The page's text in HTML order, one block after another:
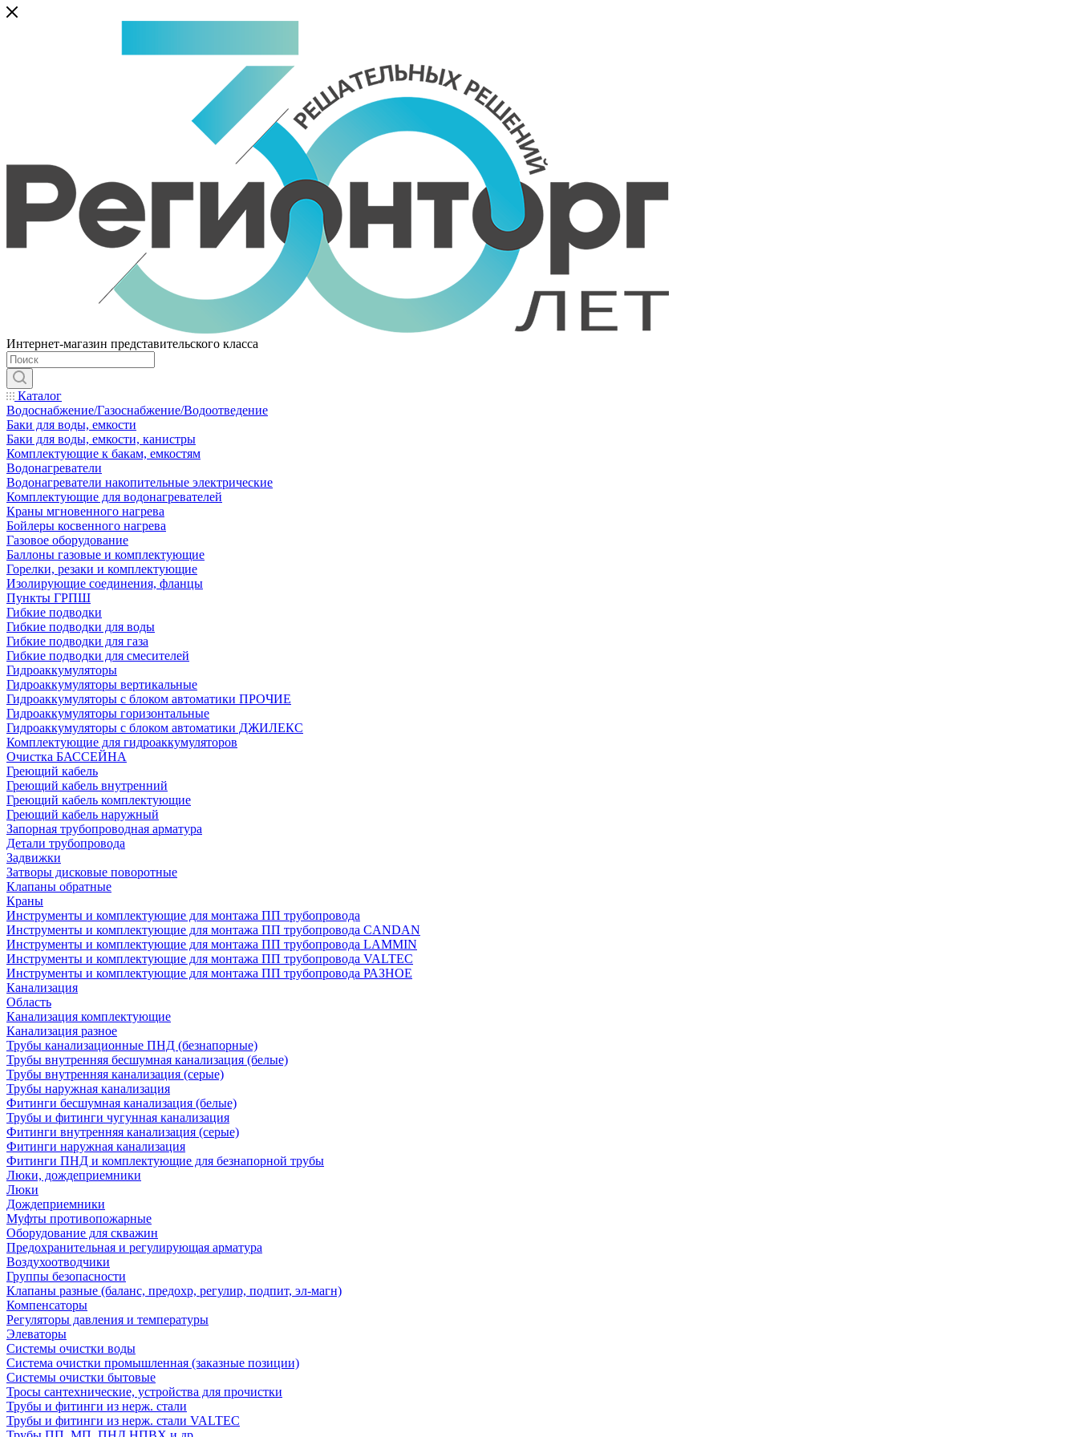
Интернет-магазин представительского класса
Каталог
Водоснабжение/Газоснабжение/Водоотведение
Баки для воды, емкости
Баки для воды, емкости, канистры
Комплектующие к бакам, емкостям
Водонагреватели
Водонагреватели накопительные электрические
Комплектующие для водонагревателей
Краны мгновенного нагрева
Бойлеры косвенного нагрева
Газовое оборудование
Баллоны газовые и комплектующие
Горелки, резаки и комплектующие
Изолирующие соединения, фланцы
Пункты ГРПШ
Гибкие подводки
Гибкие подводки для воды
Гибкие подводки для газа
Гибкие подводки для смесителей
Гидроаккумуляторы
Гидроаккумуляторы вертикальные
Гидроаккумуляторы с блоком автоматики ПРОЧИЕ
Гидроаккумуляторы горизонтальные
Гидроаккумуляторы с блоком автоматики ДЖИЛЕКС
Комплектующие для гидроаккумуляторов
Очистка БАССЕЙНА
Греющий кабель
Греющий кабель внутренний
Греющий кабель комплектующие
Греющий кабель наружный
Запорная трубопроводная арматура
Детали трубопровода
Задвижки
Затворы дисковые поворотные
Клапаны обратные
Краны
Инструменты и комплектующие для монтажа ПП трубопровода
Инструменты и комплектующие для монтажа ПП трубопровода CANDAN
Инструменты и комплектующие для монтажа ПП трубопровода LAMMIN
Инструменты и комплектующие для монтажа ПП трубопровода VALTEC
Инструменты и комплектующие для монтажа ПП трубопровода РАЗНОЕ
Канализация
Область
Канализация комплектующие
Канализация разное
Трубы канализационные ПНД (безнапорные)
Трубы внутренняя бесшумная канализация (белые)
Трубы внутренняя канализация (серые)
Трубы наружная канализация
Фитинги бесшумная канализация (белые)
Трубы и фитинги чугунная канализация
Фитинги внутренняя канализация (серые)
Фитинги наружная канализация
Фитинги ПНД и комплектующие для безнапорной трубы
Люки, дождеприемники
Люки
Дождеприемники
Муфты противопожарные
Оборудование для скважин
Предохранительная и регулирующая арматура
Воздухоотводчики
Группы безопасности
Клапаны разные (баланс, предохр, регулир, подпит, эл-магн)
Компенсаторы
Регуляторы давления и температуры
Элеваторы
Системы очистки воды
Система очистки промышленная (заказные позиции)
Системы очистки бытовые
Тросы сантехнические, устройства для прочистки
Трубы и фитинги из нерж. стали
Трубы и фитинги из нерж. стали VALTEC